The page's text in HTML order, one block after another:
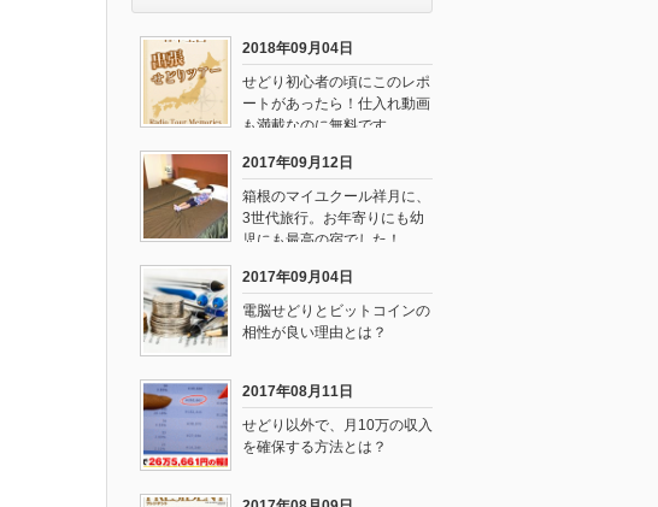
2018年09月04日
せどり初心者の頃にこのレポ
ートがあったら！仕入れ動画
も満載なのに無料です
2017年09月12日
箱根のマイユクール祥月に、
3世代旅行。お年寄りにも幼
児にも最高の宿でした！
2017年09月04日
電脳せどりとビットコインの
相性が良い理由とは？
2017年08月11日
せどり以外で、月10万の収入
を確保する方法とは？